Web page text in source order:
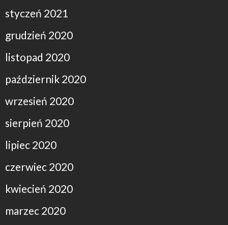
styczeń 2021
grudzień 2020
listopad 2020
październik 2020
wrzesień 2020
sierpień 2020
lipiec 2020
czerwiec 2020
kwiecień 2020
marzec 2020